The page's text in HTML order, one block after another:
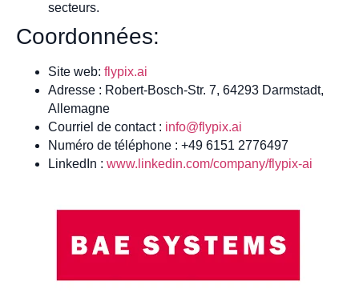
secteurs.
Coordonnées:
Site web: flypix.ai
Adresse : Robert-Bosch-Str. 7, 64293 Darmstadt,
Allemagne
Courriel de contact : info@flypix.ai
Numéro de téléphone : +49 6151 2776497
LinkedIn : www.linkedin.com/company/flypix-ai